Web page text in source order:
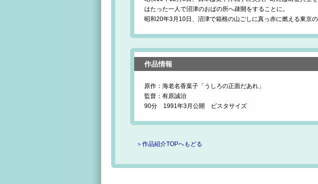
はたった一人で沼津のおばの所へ疎開をすることに。
昭和20年3月10日、沼津で箱根の山ごしに真っ赤に燃える東京
作品情報
原作：海老名香葉子「うしろの正面だあれ」
監督：有原誠治
90分 1991年3月公開 ビスタサイズ
＞作品紹介TOPへもどる